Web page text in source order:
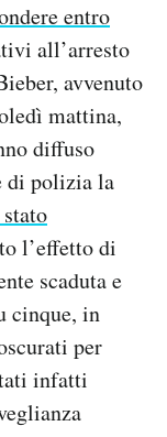
entro
all’arresto
avvenuto
mattina,
diffuso
di polizia la
l’effetto di
scaduta e
cinque, in
per
infatti